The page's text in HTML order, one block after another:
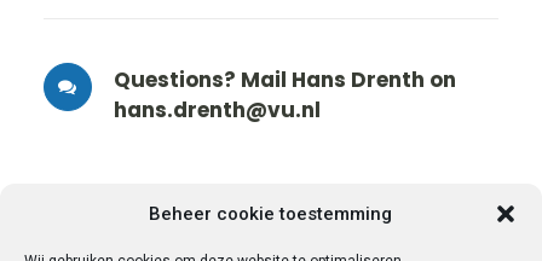
Beheer cookie toestemming
Questions? Mail Hans Drenth on
hans.drenth@vu.nl